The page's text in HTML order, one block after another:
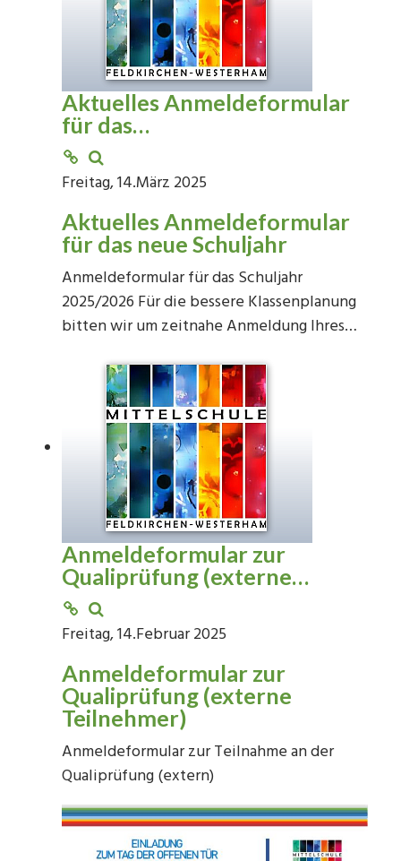
Aktuelles Anmeldeformular
für das…
Freitag, 14.März 2025
Aktuelles Anmeldeformular
für das neue Schuljahr
Anmeldeformular für das Schuljahr
2025/2026 Für die bessere Klassenplanung
bitten wir um zeitnahe Anmeldung Ihres…
Anmeldeformular zur
Qualiprüfung (externe…
Freitag, 14.Februar 2025
Anmeldeformular zur
Qualiprüfung (externe
Teilnehmer)
Anmeldeformular zur Teilnahme an der
Qualiprüfung (extern)